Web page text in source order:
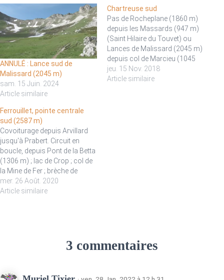
ANNULÉ : Lance sud de
Malissard (2045 m)
sam. 15 Juin. 2024
Article similaire
Chartreuse sud
Pas de Rocheplane (1860 m)
depuis les Massards (947 m)
(Saint Hilaire du Touvet) ou
Lances de Malissard (2045 m)
depuis col de Marcieu (1045
m). Dénivelée environ 1000 m.
A priori, pas ou peu de neige,
jeu. 15 Nov. 2018
Article similaire
Ferrouillet, pointe centrale
sud (2587 m)
Covoiturage depuis Arvillard
jusqu'à Prabert. Circuit en
boucle, depuis Pont de la Betta
(1306 m) ; lac de Crop ; col de
la Mine de Fer ; brèche de
Roche Fendue ; sommet
facultatif du Ferrouillet, pointe
mer. 26 Août. 2020
Article similaire
3 commentaires